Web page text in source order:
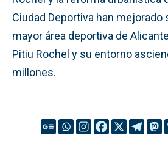
Ciudad Deportiva han
mayor área deportiva de
Pitiu Rochel y su entorno
millones.